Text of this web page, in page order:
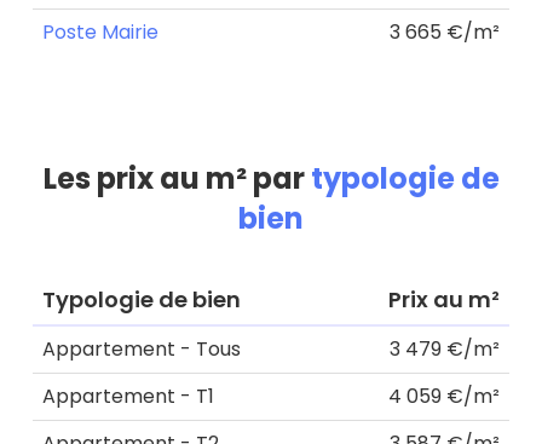
Poste Mairie
3 665 €/m²
Les prix au m² partypologie de
bien
Typologie de bien Prix au m²
Appartement - Tous
3 479 €/m²
Appartement - T1
4 059 €/m²